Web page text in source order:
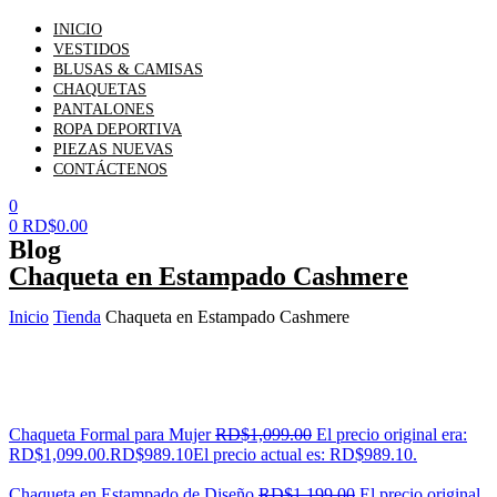
INICIO
VESTIDOS
BLUSAS & CAMISAS
CHAQUETAS
PANTALONES
ROPA DEPORTIVA
PIEZAS NUEVAS
CONTÁCTENOS
0
0 RD$0.00
Blog
Chaqueta en Estampado Cashmere
Inicio Tienda Chaqueta en Estampado Cashmere
Chaqueta Formal para Mujer RD$1,099.00 El precio original era:
RD$1,099.00.RD$989.10El precio actual es: RD$989.10.